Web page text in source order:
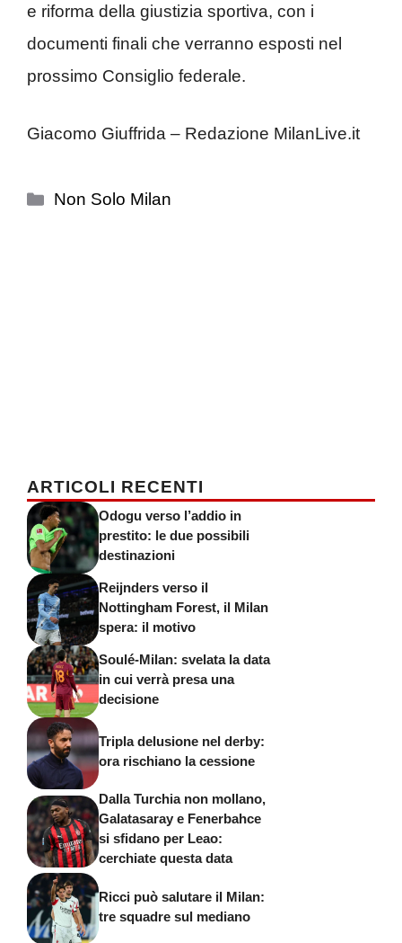
e riforma della giustizia sportiva, con i
documenti finali che verranno esposti nel
prossimo Consiglio federale.
Giacomo Giuffrida – Redazione MilanLive.it
Categorie
Non Solo Milan
ARTICOLI RECENTI
Odogu verso l’addio in
prestito: le due possibili
destinazioni
Reijnders verso il
Nottingham Forest, il Milan
spera: il motivo
Soulé-Milan: svelata la data
in cui verrà presa una
decisione
Tripla delusione nel derby:
ora rischiano la cessione
Dalla Turchia non mollano,
Galatasaray e Fenerbahce
si sfidano per Leao:
cerchiate questa data
Ricci può salutare il Milan:
tre squadre sul mediano